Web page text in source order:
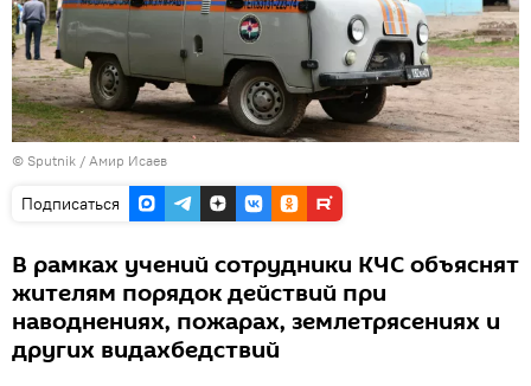
© Sputnik / Амир Исаев
Подписаться
В рамках учений сотрудники КЧС объяснят
жителям порядок действий при
наводнениях, пожарах, землетрясениях и
других видахбедствий